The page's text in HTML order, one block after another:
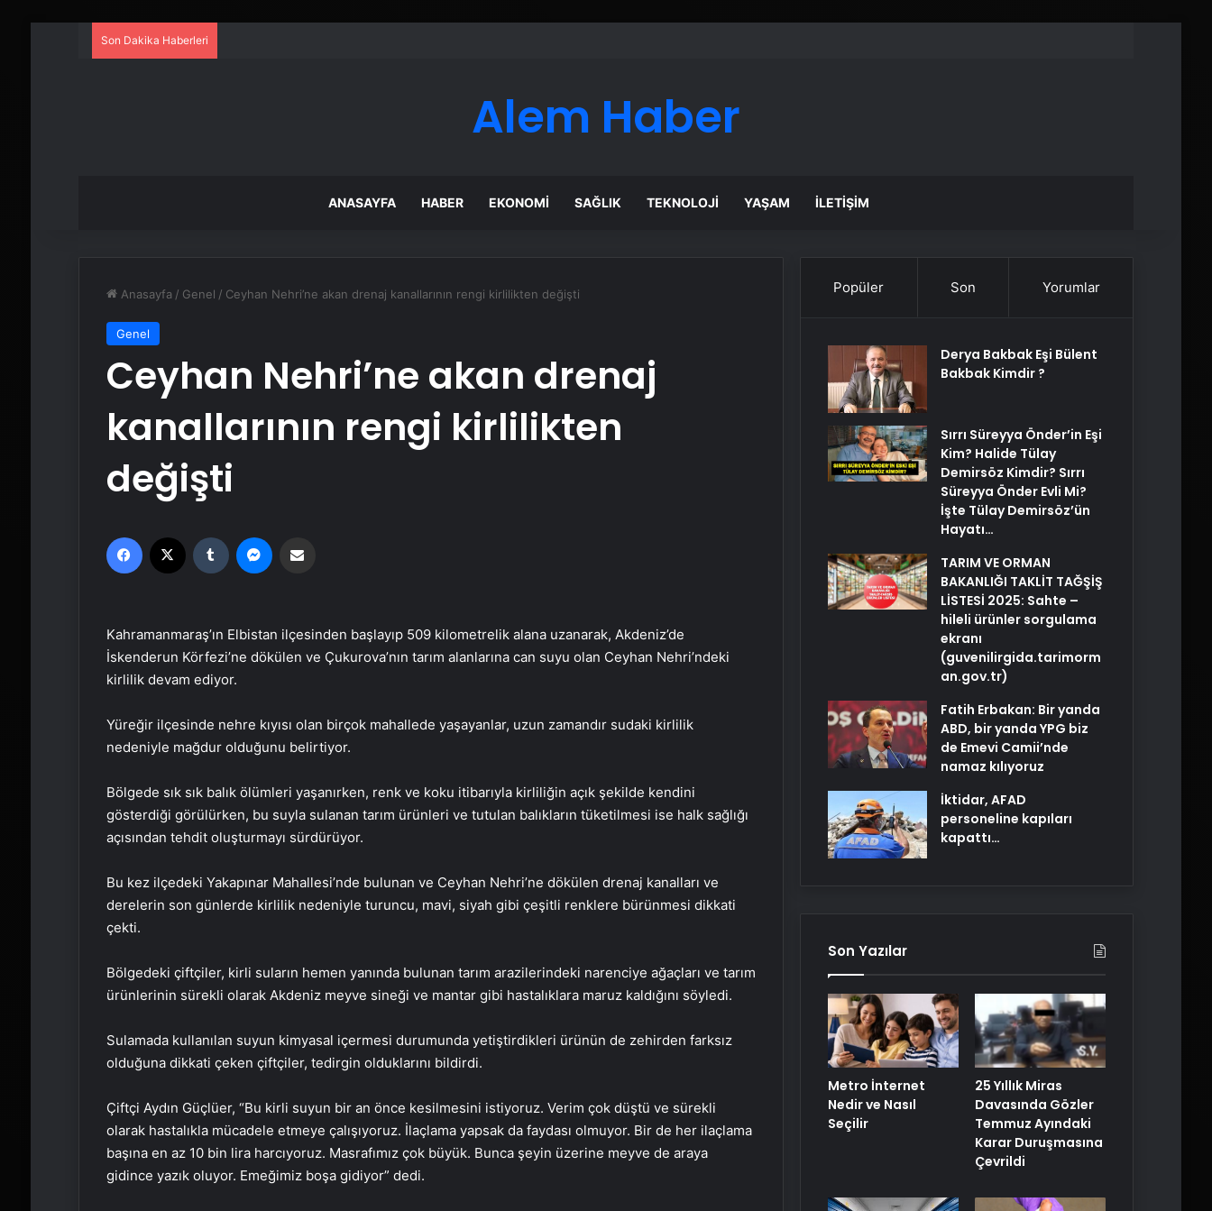
Son Dakika Haberleri
Alem Haber
ANASAYFA HABER EKONOMI SAĞLIK TEKNOLOJI YAŞAM İLETIŞIM
Anasayfa / Genel / Ceyhan Nehri’ne akan drenaj kanallarının rengi kirlilikten değişti
Genel
Ceyhan Nehri’ne akan drenaj
kanallarının rengi kirlilikten
değişti
Facebook Tumblr
Kahramanmaraş’ın Elbistan ilçesinden başlayıp 509 kilometrelik alana uzanarak, Akdeniz’de
İskenderun Körfezi’ne dökülen ve Çukurova’nın tarım alanlarına can suyu olan Ceyhan Nehri’ndeki
kirlilik devam ediyor.
Yüreğir ilçesinde nehre kıyısı olan birçok mahallede yaşayanlar, uzun zamandır sudaki kirlilik
nedeniyle mağdur olduğunu belirtiyor.
Bölgede sık sık balık ölümleri yaşanırken, renk ve koku itibarıyla kirliliğin açık şekilde kendini
gösterdiği görülürken, bu suyla sulanan tarım ürünleri ve tutulan balıkların tüketilmesi ise halk sağlığı
açısından tehdit oluşturmayı sürdürüyor.
Bu kez ilçedeki Yakapınar Mahallesi’nde bulunan ve Ceyhan Nehri’ne dökülen drenaj kanalları ve
derelerin son günlerde kirlilik nedeniyle turuncu, mavi, siyah gibi çeşitli renklere bürünmesi dikkati
çekti.
Bölgedeki çiftçiler, kirli suların hemen yanında bulunan tarım arazilerindeki narenciye ağaçları ve tarım
ürünlerinin sürekli olarak Akdeniz meyve sineği ve mantar gibi hastalıklara maruz kaldığını söyledi.
Sulamada kullanılan suyun kimyasal içermesi durumunda yetiştirdikleri ürünün de zehirden farksız
olduğuna dikkati çeken çiftçiler, tedirgin olduklarını bildirdi.
Çiftçi Aydın Güçlüer, “Bu kirli suyun bir an önce kesilmesini istiyoruz. Verim çok düştü ve sürekli
olarak hastalıkla mücadele etmeye çalışıyoruz. İlaçlama yapsak da faydası olmuyor. Bir de her ilaçlama
başına en az 10 bin lira harcıyoruz. Masrafımız çok büyük. Bunca şeyin üzerine meyve de araya
gidince yazık oluyor. Emeğimiz boşa gidiyor” dedi.
Popüler Son Yorumlar
Derya Bakbak Eşi Bülent
Bakbak Kimdir ?
Sırrı Süreyya Önder’in Eşi
Kim? Halide Tülay
Demirsöz Kimdir? Sırrı
Süreyya Önder Evli Mi?
İşte Tülay Demirsöz’ün
Hayatı…
TARIM VE ORMAN
BAKANLIĞI TAKLİT TAĞŞİŞ
LİSTESİ 2025: Sahte –
hileli ürünler sorgulama
ekranı
(guvenilirgida.tarimorm
an.gov.tr)
Fatih Erbakan: Bir yanda
ABD, bir yanda YPG biz
de Emevi Camii’nde
namaz kılıyoruz
İktidar, AFAD
personeline kapıları
kapattı…
Son Yazılar
Metro İnternet
Nedir ve Nasıl
Seçilir
25 Yıllık Miras
Davasında Gözler
Temmuz Ayındaki
Karar Duruşmasına
Çevrildi